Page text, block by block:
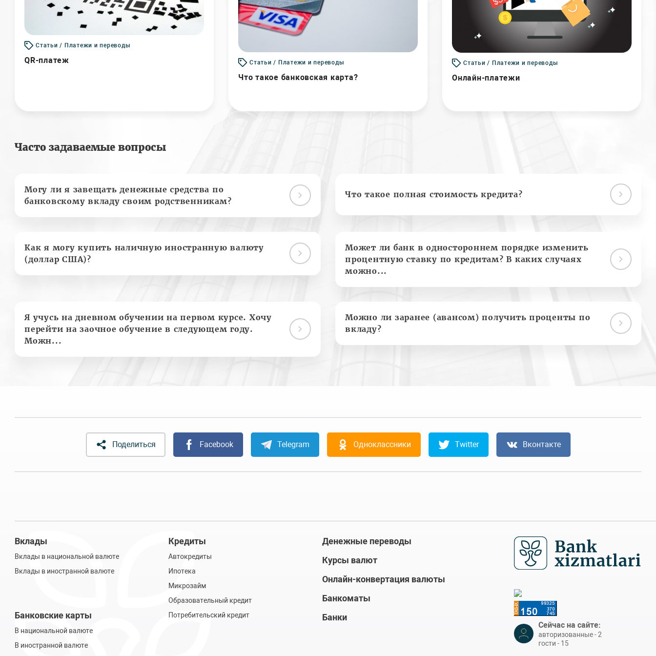
Статьи / Платежи и переводы
QR-платеж Статьи / Платежи и переводы
Что такое банковская карта?
Статьи / Платежи и переводы
Онлайн-платежи
Часто задаваемые вопросы
Могу ли я завещать денежные средства по
банковскому вкладу своим родственникам?
Что такое полная стоимость кредита?
Как я могу купить наличную иностранную валюту
(доллар США)?
Может ли банк в одностороннем порядке изменить
процентную ставку по кредитам? В каких случаях
можно...
Я учусь на дневном обучении на первом курсе. Хочу
перейти на заочное обучение в следующем году.
Можн...
Можно ли заранее (авансом) получить проценты по
вкладу?
Поделиться Facebook Telegram Одноклассники Twitter Вконтакте
Вклады
Вклады в национальной валюте
Вклады в иностранной валюте
Банковские карты
В национальной валюте
В иностранной валюте
Кредиты
Автокредиты
Ипотека
Микрозайм
Образовательный кредит
Потребительский кредит
Денежные переводы
Курсы валют
Онлайн-конвертация валюты
Банкоматы
Банки
Сейчас на сайте:
авторизованные - 2
гости - 15